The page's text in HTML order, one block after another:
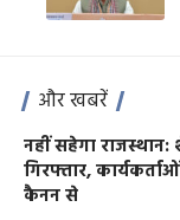
और खबरें
नहीं सहेगा
गिरफ्तार,
कैनन से